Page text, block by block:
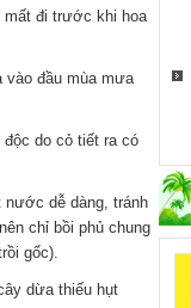
mất đi trước khi hoa
đầu mùa mưa
do cỏ tiết ra có
nước dễ dàng, tránh
chỉ bồi phủ chung
gốc).
dừa thiếu hụt